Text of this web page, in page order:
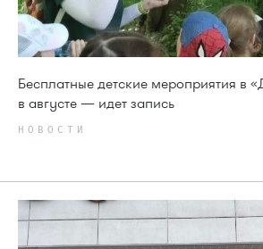
Бесплатные детские мероприятия в
в августе — идет запись
НОВОСТИ